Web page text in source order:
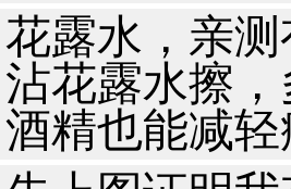
花露水，亲
沾花露水擦
酒精也能减